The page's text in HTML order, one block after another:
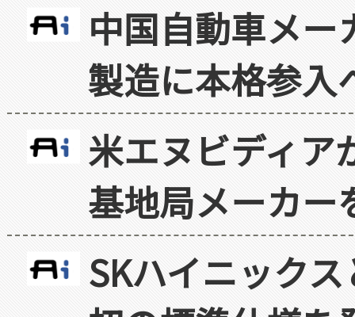
中国自動車メ
製造に本格参入
米エヌビディア
基地局メーカー
SKハイニック